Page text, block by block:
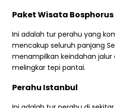
Paket Wisata Bosphorus
Ini adalah tur perahu yang
mencakup seluruh panjang
menampilkan keindahan jalur
melingkar tepi pantai.
Perahu Istanbul